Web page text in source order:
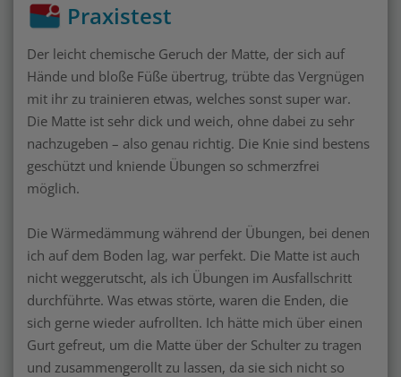
Praxistest
Der leicht chemische Geruch der Matte, der sich auf
Hände und bloße Füße übertrug, trübte das Vergnügen
mit ihr zu trainieren etwas, welches sonst super war.
Die Matte ist sehr dick und weich, ohne dabei zu sehr
nachzugeben – also genau richtig. Die Knie sind bestens
geschützt und kniende Übungen so schmerzfrei
möglich.
Die Wärmedämmung während der Übungen, bei denen
ich auf dem Boden lag, war perfekt. Die Matte ist auch
nicht weggerutscht, als ich Übungen im Ausfallschritt
durchführte. Was etwas störte, waren die Enden, die
sich gerne wieder aufrollten. Ich hätte mich über einen
Gurt gefreut, um die Matte über der Schulter zu tragen
und zusammengerollt zu lassen, da sie sich nicht so